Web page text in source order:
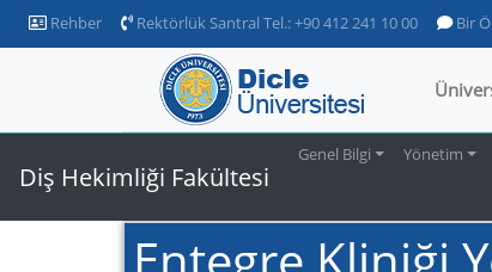
Rehber Rektörlük Santral Tel.: +90 412 241 10 00 Bir
Diş Hekimliği Fakültesi
Genel Bilgi Yönetim